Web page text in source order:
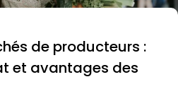
de producteurs :
et avantages des